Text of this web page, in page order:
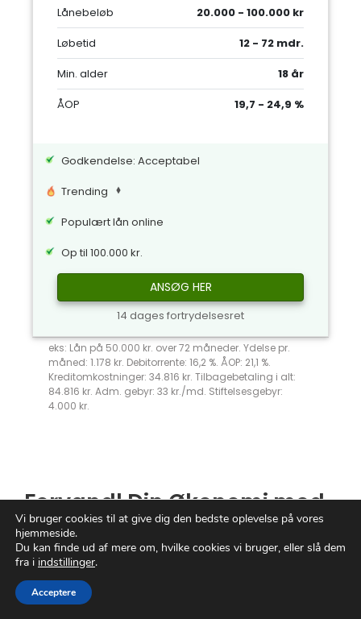
Lånebeløb
20.000 - 100.000 kr
Løbetid
12 - 72 mdr.
Min. alder
18 år
ÅOP
19,7 - 24,9 %
Godkendelse: Acceptabel
Trending
Populært lån online
Op til 100.000 kr.
ANSØG HER
14 dages fortrydelsesret
eks: Lån på 50.000 kr. over 72 måneder. Ydelse pr.
måned: 1.178 kr. Debitorrente: 16,2 %. ÅOP: 21,1 %.
Kreditomkostninger: 34.816 kr. Tilbagebetaling i alt:
84.816 kr. Adm. gebyr: 33 kr./md. Stiftelsesgebyr:
4.000 kr.
Forvandl Din Økonomi med
Debetkort: En Verden af
Muligheder Venter
Er du træt af konstant at bekymre dig om
Vi bruger cookies til at give dig den bedste oplevelse på vores
hjemmeside.
Du kan finde ud af mere om, hvilke cookies vi bruger, eller slå dem
fra i indstillinger.
Acceptere